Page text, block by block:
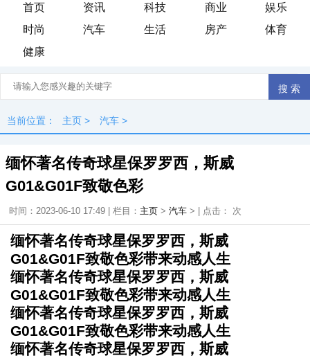
首页 资讯 科技 商业
娱乐
时尚
汽车 生活 房产
体育
健康
当前位置： 主页 > 汽车 >
缅怀著名传奇球星保罗罗西，斯威
G01&G01F致敬色彩
时间：2023-06-10 17:49 | 栏目： 主页 > 汽车 > | 点击： 次
缅怀著名传奇球星保罗罗西，斯威
G01&G01F致敬色彩带来动感人生
缅怀著名传奇球星保罗罗西，斯威
G01&G01F致敬色彩带来动感人生
缅怀著名传奇球星保罗罗西，斯威
G01&G01F致敬色彩带来动感人生
缅怀著名传奇球星保罗罗西，斯威